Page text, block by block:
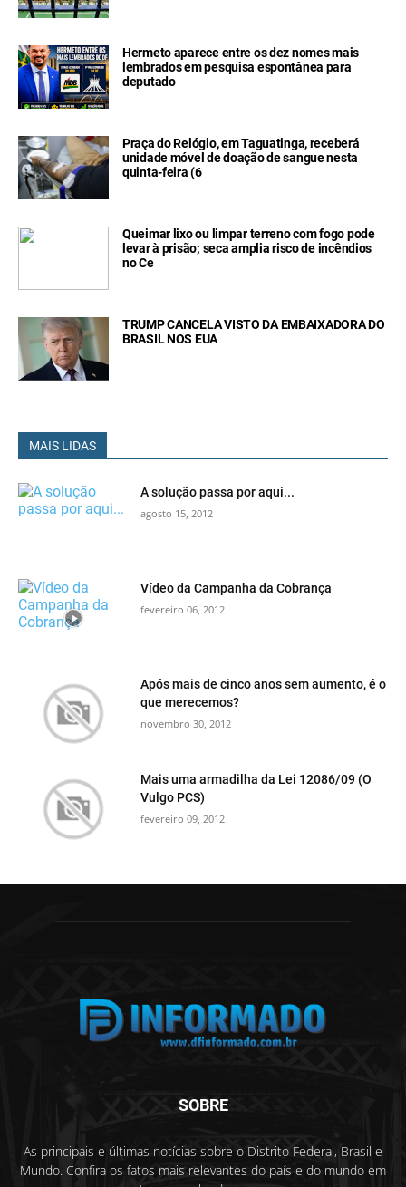
Hermeto aparece entre os dez nomes mais
lembrados em pesquisa espontânea para
deputado
Praça do Relógio, em Taguatinga, receberá
unidade móvel de doação de sangue nesta
quinta-feira (6
Queimar lixo ou limpar terreno com fogo pode
levar à prisão; seca amplia risco de incêndios
no Ce
TRUMP CANCELA VISTO DA EMBAIXADORA DO
BRASIL NOS EUA
MAIS LIDAS
A solução passa por aqui...
agosto 15, 2012
Vídeo da Campanha da Cobrança
fevereiro 06, 2012
Após mais de cinco anos sem aumento, é o
que merecemos?
novembro 30, 2012
Mais uma armadilha da Lei 12086/09 (O
Vulgo PCS)
fevereiro 09, 2012
SOBRE
As principais e últimas notícias sobre o Distrito Federal, Brasil e
Mundo. Confira os fatos mais relevantes do país e do mundo em